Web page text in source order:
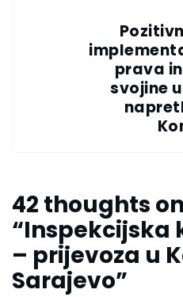
prava
svojine
42 thoughts on
“Inspekcijska
– prijevoza u
Sarajevo”